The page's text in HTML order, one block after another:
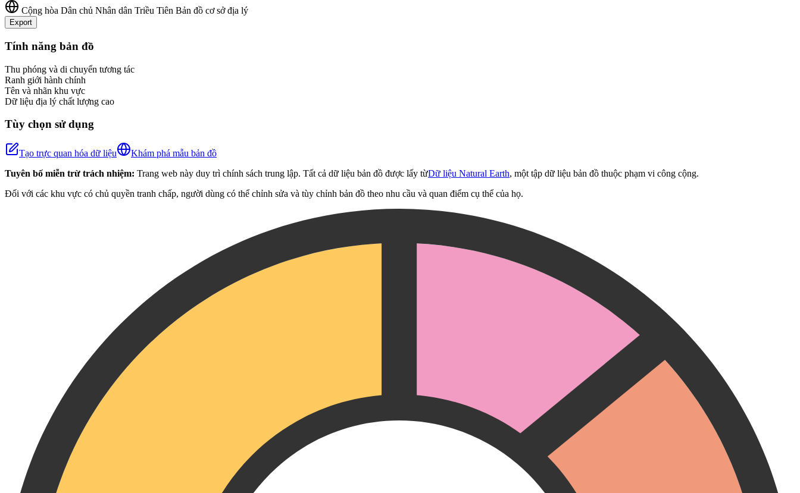
Cộng hòa Dân chủ Nhân dân Triều Tiên Bản đồ cơ sở địa lý
Export
+
Tính năng bản đồ
Thu phóng và di chuyển tương tác
Ranh giới hành chính
Tên và nhãn khu vực
Dữ liệu địa lý chất lượng cao
Tùy chọn sử dụng
Tạo trực quan hóa dữ liệu
Khám phá mẫu bản đồ
Tuyên bố miễn trừ trách nhiệm: Trang web này duy trì chính sách trung lập. Tất cả dữ liệu bản đồ được lấy từDữ liệu Natural Earth, một tập dữ liệu bản đồ thuộc phạm vi công cộng.
Đối với các khu vực có chủ quyền tranh chấp, người dùng có thể chỉnh sửa và tùy chỉnh bản đồ theo nhu cầu và quan điểm cụ thể của họ.